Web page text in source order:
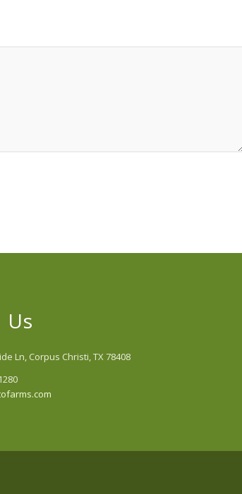
Us
Ln, Corpus Christi, TX 78408